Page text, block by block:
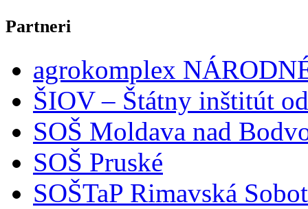
Partneri
agrokomplex
ŠIOV – Štátny inštitút
SOŠ Moldava nad
SOŠ Pruské
SOŠTaP Rimavská